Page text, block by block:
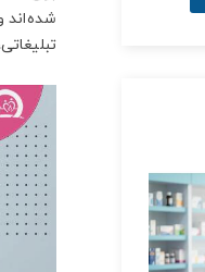
شده‌اند